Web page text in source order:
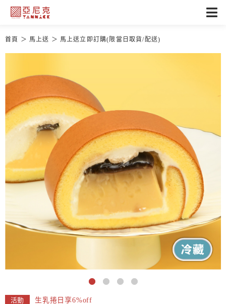
首頁 馬上送 馬上送立即訂購(限當日取貨/配送)
活動 生乳捲日享6%off